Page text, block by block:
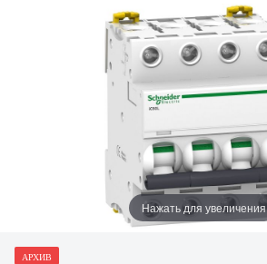
Нажать для увеличения
АРХИВ